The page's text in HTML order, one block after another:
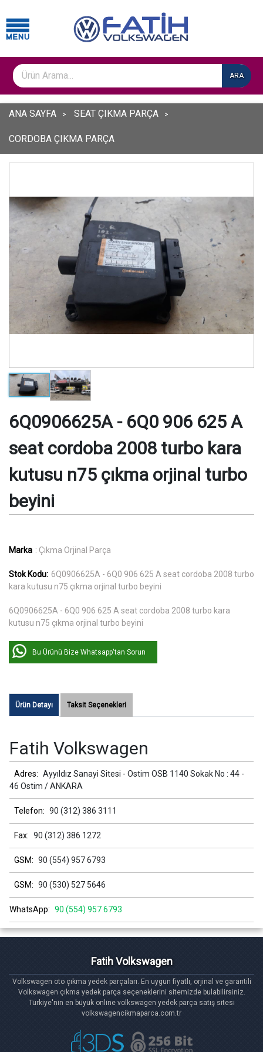
ARA
ANA SAYFA SEAT ÇIKMA PARÇA
CORDOBA ÇIKMA PARÇA
6Q0906625A - 6Q0 906 625 A
seat cordoba 2008 turbo kara
kutusu n75 çıkma orjinal turbo
beyini
Marka : Çıkma Orjinal Parça
Stok Kodu: 6Q0906625A - 6Q0 906 625 A seat cordoba 2008 turbo
kara kutusu n75 çıkma orjinal turbo beyini
6Q0906625A - 6Q0 906 625 A seat cordoba 2008 turbo kara
kutusu n75 çıkma orjinal turbo beyini
Bu Ürünü Bize Whatsapp'tan Sorun
Ürün Detayı Taksit Seçenekleri
Fatih Volkswagen
Adres: Ayyıldız Sanayi Sitesi - Ostim OSB 1140 Sokak No : 44 -
46 Ostim / ANKARA
Telefon: 90 (312) 386 3111
Fax: 90 (312) 386 1272
GSM: 90 (554) 957 6793
GSM: 90 (530) 527 5646
WhatsApp: 90 (554) 957 6793
Fatih Volkswagen
Volkswagen oto çıkma yedek parçaları. En uygun fiyatlı, orjinal ve garantili
Volkswagen çıkma yedek parça seçeneklerini sitemizde bulabilirsiniz.
Türkiye'nin en büyük online volkswagen yedek parça satış sitesi
volkswagencikmaparca.com.tr